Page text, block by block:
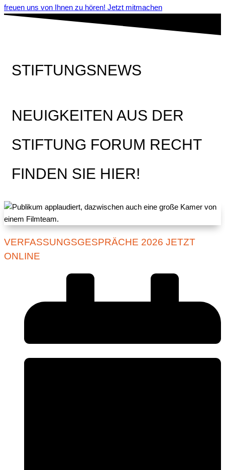
freuen uns von Ihnen zu hören! Jetzt mitmachen
STIFTUNGSNEWS
NEUIGKEITEN AUS DER
STIFTUNG FORUM RECHT
FINDEN SIE HIER!
VERFASSUNGSGESPRÄCHE 2026 JETZT
ONLINE